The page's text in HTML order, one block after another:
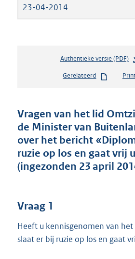
23-04-2014
Authentieke versie (PDF)b
s
d
s
g
r
o
1
K
Gerelateerd
Vragen van het lid
de Minister van
over het bericht
ruzie op los en gaat vrij
(ingezonden 23 april
Vraag 1
Heeft u kennisgenomen van
slaat er bij ruzie op los en gaat